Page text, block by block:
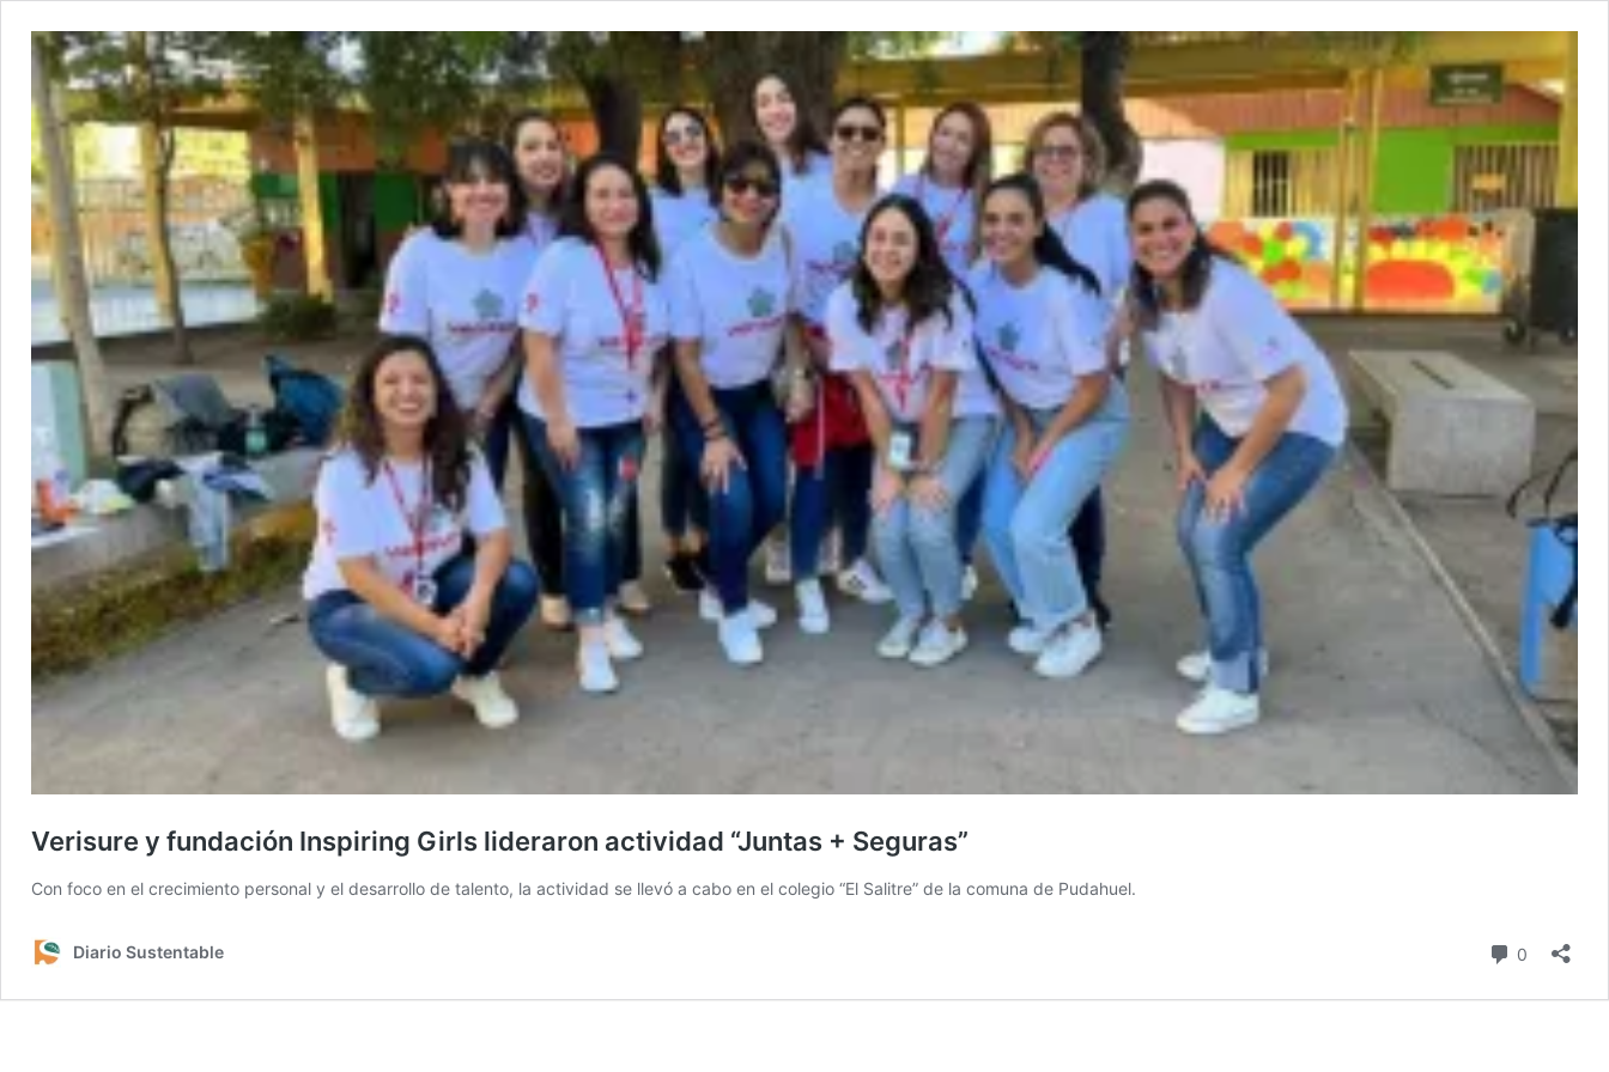
Verisure y fundación Inspiring Girls lideraron actividad “Juntas + Seguras”
Con foco en el crecimiento personal y el desarrollo de talento, la actividad se llevó a cabo en el colegio “El Salitre” de la comuna de Pudahuel.
Diario Sustentable 0